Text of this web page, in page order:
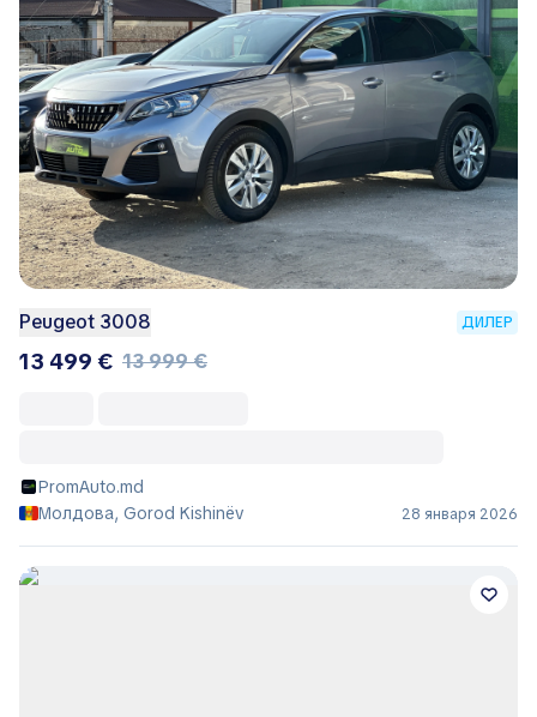
Peugeot 3008 ДИЛЕР
13 499 € 13 999 €
PromAuto.md
Молдова, Gorod Kishinëv
28 января 2026